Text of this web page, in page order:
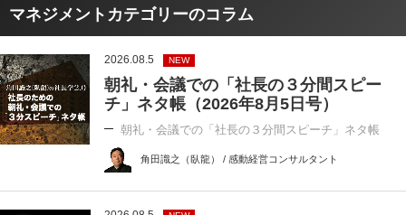
マネジメントカテゴリーのコラム
2026.08.5 NEW
朝礼・会議での「社長の３分間スピー
チ」ネタ帳（2026年8月5日号）
朝礼・会議での「社長の３分間スピーチ」ネタ帳
角田識之（臥龍） / 感動経営コンサルタント